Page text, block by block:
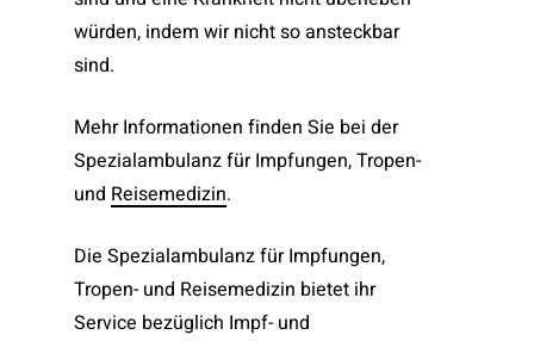
würden, indem wir nicht so ansteckbar
sind.
Mehr Informationen finden Sie bei der
Spezialambulanz für Impfungen, Tropen-
und Reisemedizin.
Die Spezialambulanz für Impfungen,
Tropen- und Reisemedizin bietet ihr
Service bezüglich Impf- und